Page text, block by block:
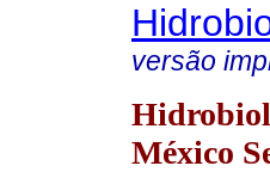
versão
México